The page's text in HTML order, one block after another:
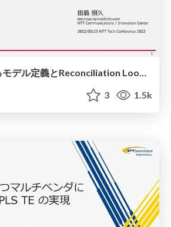
NW運用におけるモデル定義とReconciliation Loopへの挑戦
3 1.5k